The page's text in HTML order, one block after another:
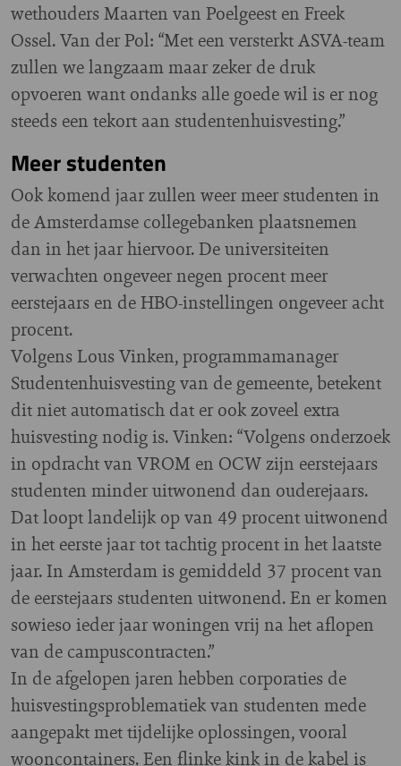
wethouders Maarten van Poelgeest en Freek
Ossel. Van der Pol: “Met een versterkt ASVA-team
zullen we langzaam maar zeker de druk
opvoeren want ondanks alle goede wil is er nog
steeds een tekort aan studentenhuisvesting.”
Meer studenten
Ook komend jaar zullen weer meer studenten in
de Amsterdamse collegebanken plaatsnemen
dan in het jaar hiervoor. De universiteiten
verwachten ongeveer negen procent meer
eerstejaars en de HBO-instellingen ongeveer acht
procent.
Volgens Lous Vinken, programmamanager
Studentenhuisvesting van de gemeente, betekent
dit niet automatisch dat er ook zoveel extra
huisvesting nodig is. Vinken: “Volgens onderzoek
in opdracht van VROM en OCW zijn eerstejaars
studenten minder uitwonend dan ouderejaars.
Dat loopt landelijk op van 49 procent uitwonend
in het eerste jaar tot tachtig procent in het laatste
jaar. In Amsterdam is gemiddeld 37 procent van
de eerstejaars studenten uitwonend. En er komen
sowieso ieder jaar woningen vrij na het aflopen
van de campuscontracten.”
In de afgelopen jaren hebben corporaties de
huisvestingsproblematiek van studenten mede
aangepakt met tijdelijke oplossingen, vooral
wooncontainers. Een flinke kink in de kabel is